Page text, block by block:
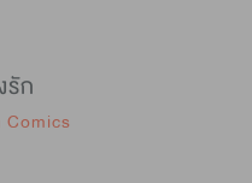
ก
Comics